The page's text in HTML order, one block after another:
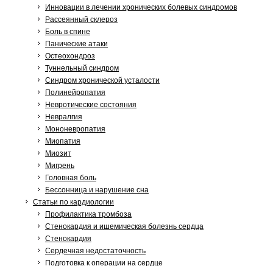
Инновации в лечении хронических болевых синдромов
Рассеянный склероз
Боль в спине
Панические атаки
Остеохондроз
Туннельный синдром
Синдром хронической усталости
Полинейропатия
Невротические состояния
Невралгия
Мононевропатия
Миопатия
Миозит
Мигрень
Головная боль
Бессонница и нарушение сна
Статьи по кардиологии
Профилактика тромбоза
Стенокардия и ишемическая болезнь сердца
Стенокардия
Сердечная недостаточность
Подготовка к операции на сердце